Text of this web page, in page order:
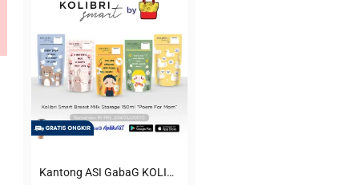
of
Kantong ASI GabaG KOLIBRI KASIP 150 ml Poem for Mom